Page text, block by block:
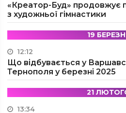
«Креатор-Буд» продовжує
з художньої гімнастики
19
12:12
Що відбувається у
Тернополя у березні 2025
21
13:34